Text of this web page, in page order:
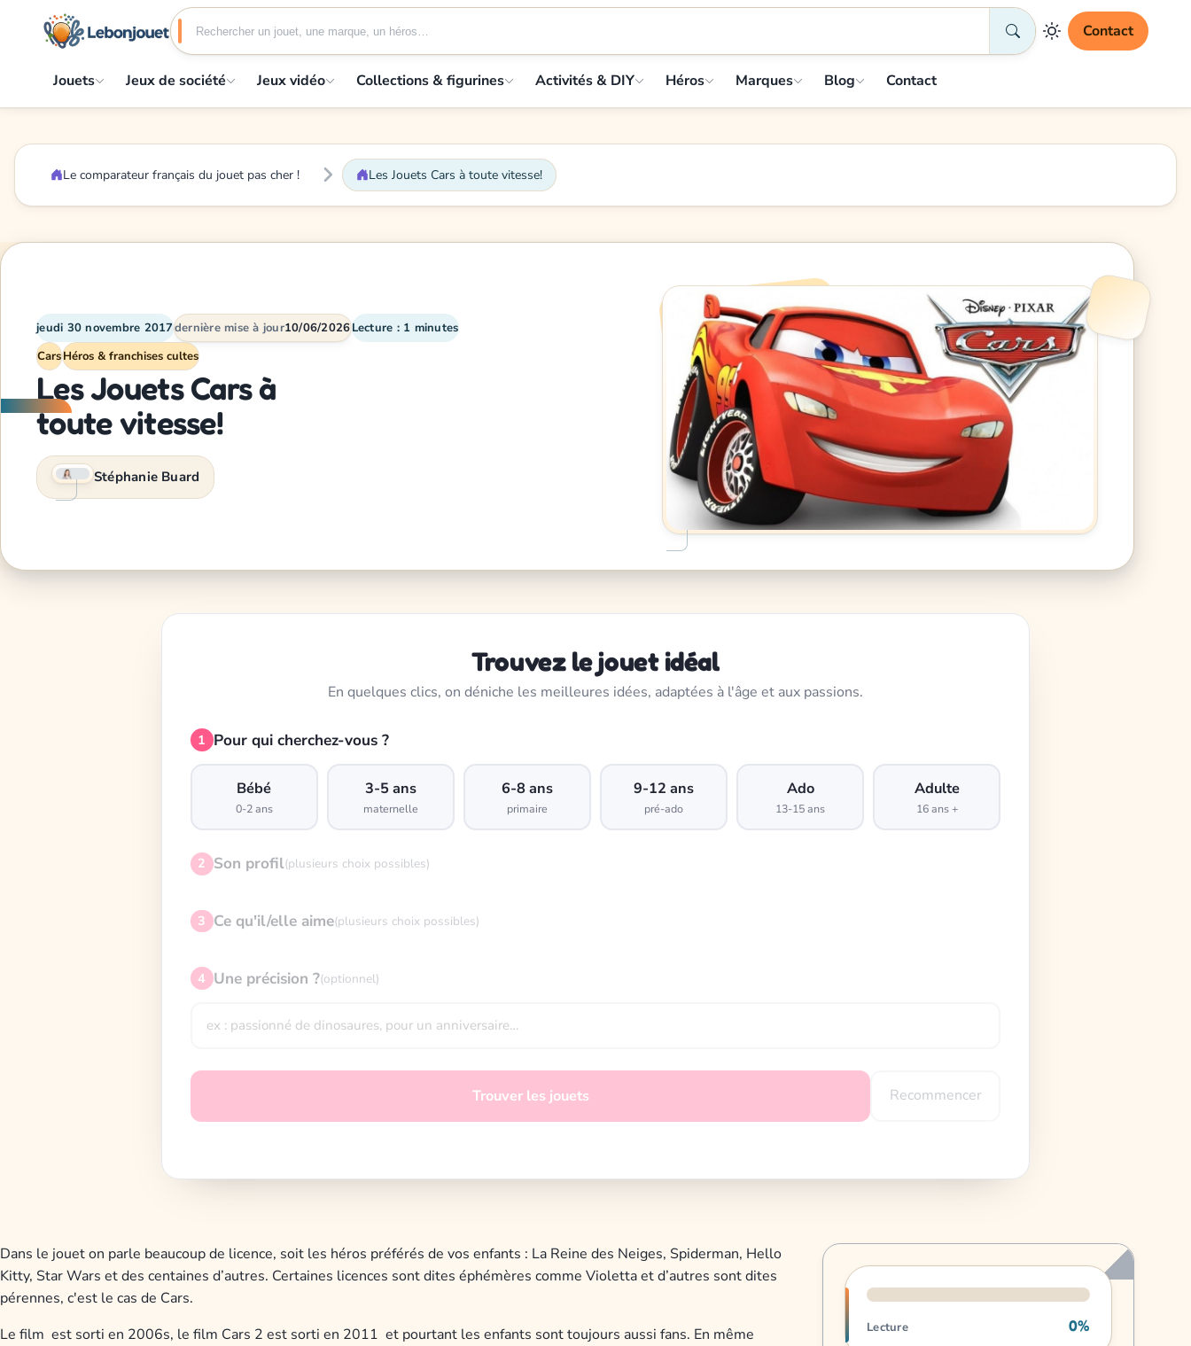
Contact
Jouets Jeux de société Jeux vidéo Collections & figurines Activités & DIY Héros Marques Blog Contact
Le comparateur français du jouet pas cher ! Les Jouets Cars à toute vitesse!
jeudi 30 novembre 2017dernière mise à jour10/06/2026Lecture : 1 minutes
CarsHéros & franchises cultes
Les Jouets Cars à
toute vitesse!
Stéphanie Buard
Trouvez le jouet idéal
En quelques clics, on déniche les meilleures idées, adaptées à l'âge et aux passions.
1 Pour qui cherchez-vous ?
Bébé
0-2 ans
3-5 ans
maternelle
6-8 ans
primaire
9-12 ans
pré-ado
Ado
13-15 ans
Adulte
16 ans +
2 Son profil(plusieurs choix possibles)
3 Ce qu'il/elle aime(plusieurs choix possibles)
4 Une précision ?(optionnel)
Trouver les jouets Recommencer
Dans le jouet on parle beaucoup de licence, soit les héros préférés de vos enfants : La Reine des Neiges, Spiderman, Hello
Kitty, Star Wars et des centaines d’autres. Certaines licences sont dites éphémères comme Violetta et d’autres sont dites
pérennes, c'est le cas de Cars.
Le film est sorti en 2006s, le film Cars 2 est sorti en 2011 et pourtant les enfants sont toujours aussi fans. En même
Progression de lecture
Lecture 0%